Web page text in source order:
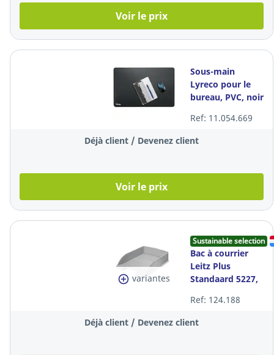
Voir le prix
Sous-main
Lyreco pour le
bureau, PVC, noir
Ref: 11.054.669
Déjà client / Devenez client
Voir le prix
variantes
Sustainable selection
Bac à courrier
Leitz Plus
Standaard 5227,
Ref: 124.188
Déjà client / Devenez client